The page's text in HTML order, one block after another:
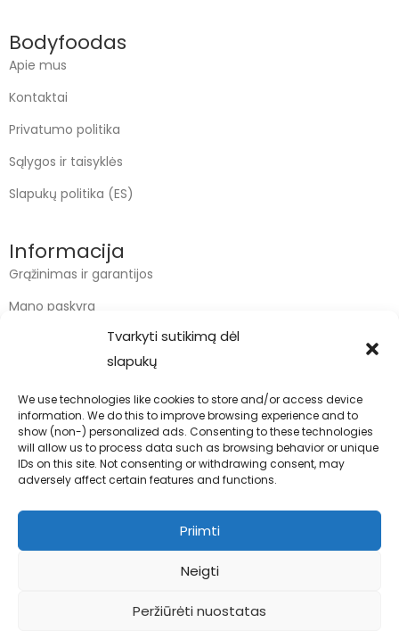
Tvarkyti sutikimą dėl
slapukų
We use technologies like cookies to store and/or access device
information. We do this to improve browsing experience and to
show (non-) personalized ads. Consenting to these technologies
will allow us to process data such as browsing behavior or unique
IDs on this site. Not consenting or withdrawing consent, may
adversely affect certain features and functions.
Priimti
Neigti
Peržiūrėti nuostatas
Bodyfoodas
Apie mus
Kontaktai
Privatumo politika
Sąlygos ir taisyklės
Slapukų politika (ES)
Informacija
Grąžinimas ir garantijos
Mano paskyra
Kontaktai
info@bodyfoodas.lt
+370 600 77017
Visos teisės saugomos © Bodyfoodas.lt 2026